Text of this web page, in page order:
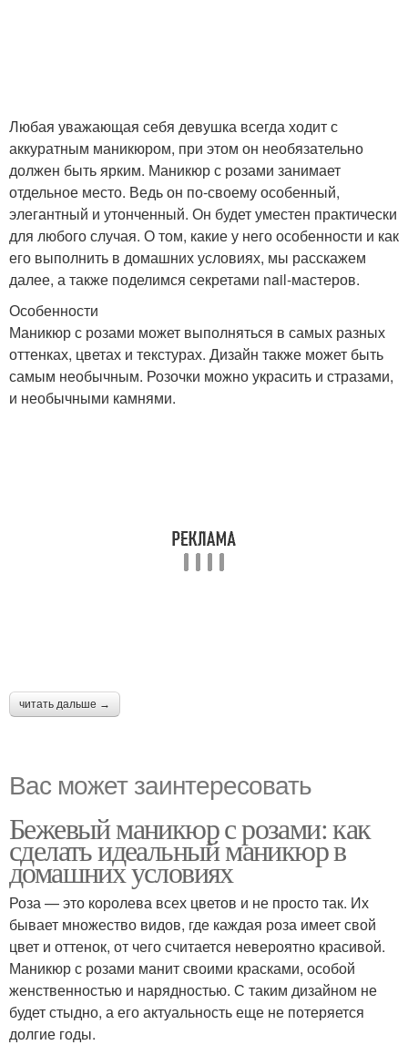
Любая уважающая себя девушка всегда ходит с
аккуратным маникюром, при этом он необязательно
должен быть ярким. Маникюр с розами занимает
отдельное место. Ведь он по-своему особенный,
элегантный и утонченный. Он будет уместен практически
для любого случая. О том, какие у него особенности и как
его выполнить в домашних условиях, мы расскажем
далее, а также поделимся секретами nail-мастеров.
Особенности
Маникюр с розами может выполняться в самых разных
оттенках, цветах и текстурах. Дизайн также может быть
самым необычным. Розочки можно украсить и стразами,
и необычными камнями.
читать дальше →
Вас может заинтересовать
Бежевый маникюр с розами: как
сделать идеальный маникюр в
домашних условиях
Роза — это королева всех цветов и не просто так. Их
бывает множество видов, где каждая роза имеет свой
цвет и оттенок, от чего считается невероятно красивой.
Маникюр с розами манит своими красками, особой
женственностью и нарядностью. С таким дизайном не
будет стыдно, а его актуальность еще не потеряется
долгие годы.